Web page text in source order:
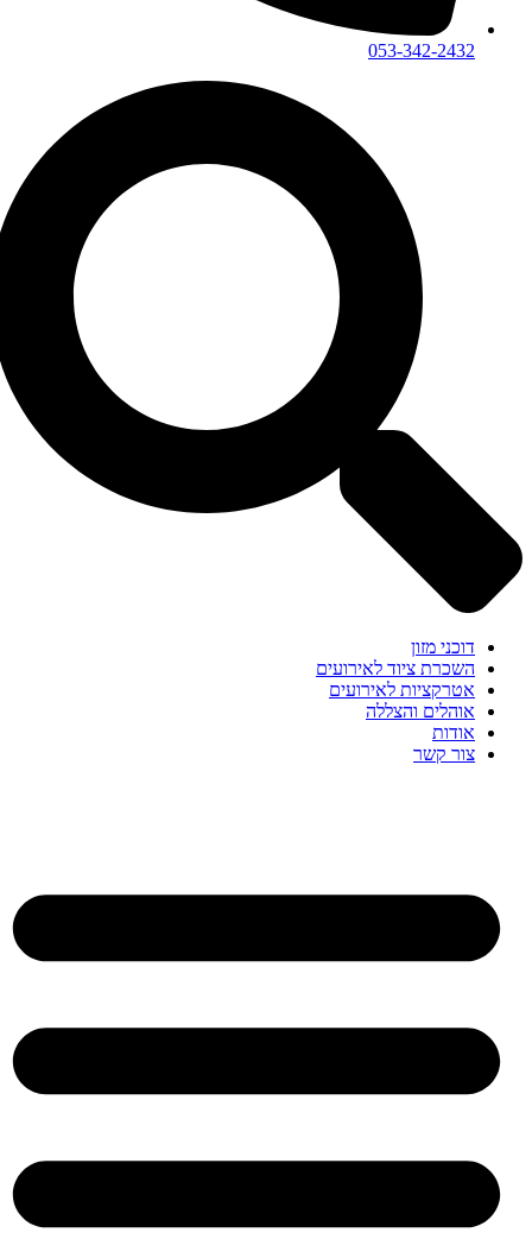
053-342-2432
דוכני מזון
השכרת ציוד לאירועים
אטרקציות לאירועים
אוהלים והצללה
אודות
צור קשר